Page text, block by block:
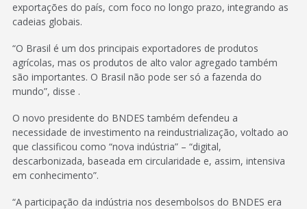
exportações do país, com foco no longo prazo, integrando as
cadeias globais.
“O Brasil é um dos principais exportadores de produtos
agrícolas, mas os produtos de alto valor agregado também
são importantes. O Brasil não pode ser só a fazenda do
mundo”, disse .
O novo presidente do BNDES também defendeu a
necessidade de investimento na reindustrialização, voltado ao
que classificou como “nova indústria” – “digital,
descarbonizada, baseada em circularidade e, assim, intensiva
em conhecimento”.
“A participação da indústria nos desembolsos do BNDES era